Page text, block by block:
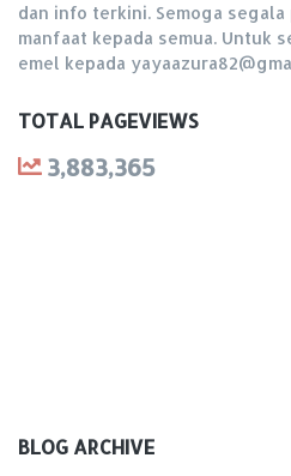
dan info terkini. Semoga
manfaat kepada semua. Untuk
emel kepada
TOTAL PAGEVIEWS
3,883,365
BLOG ARCHIVE